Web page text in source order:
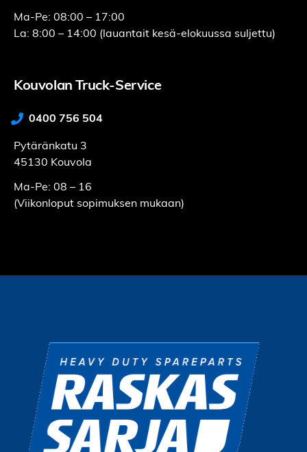
Ma-Pe: 08:00 – 17:00
La: 8:00 – 14:00 (lauantait kesä-elokuussa suljettu)
Kouvolan Truck-Service
0400 756 504
Pytäränkatu 3
45130 Kouvola
Ma-Pe: 08 – 16
(Viikonloput sopimuksen mukaan)